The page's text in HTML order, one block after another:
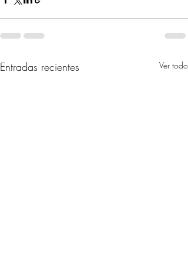
Entradas recientes Ver todo